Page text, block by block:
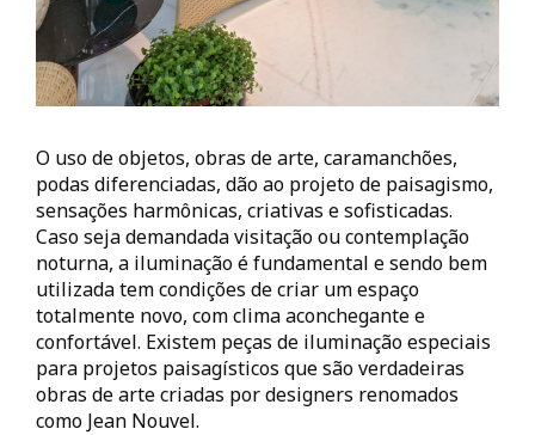
O uso de objetos, obras de arte, caramanchões,
podas diferenciadas, dão ao projeto de paisagismo,
sensações harmônicas, criativas e sofisticadas.
Caso seja demandada visitação ou contemplação
noturna, a iluminação é fundamental e sendo bem
utilizada tem condições de criar um espaço
totalmente novo, com clima aconchegante e
confortável. Existem peças de iluminação especiais
para projetos paisagísticos que são verdadeiras
obras de arte criadas por designers renomados
como Jean Nouvel.